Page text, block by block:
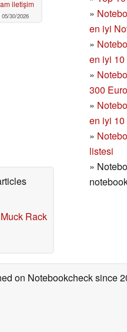
»
en iyi
»
en iyi
»
300
»
en iyi
»
listesi
»
iletişim
05/30/2026
Muck Rack
on Notebookchecksince